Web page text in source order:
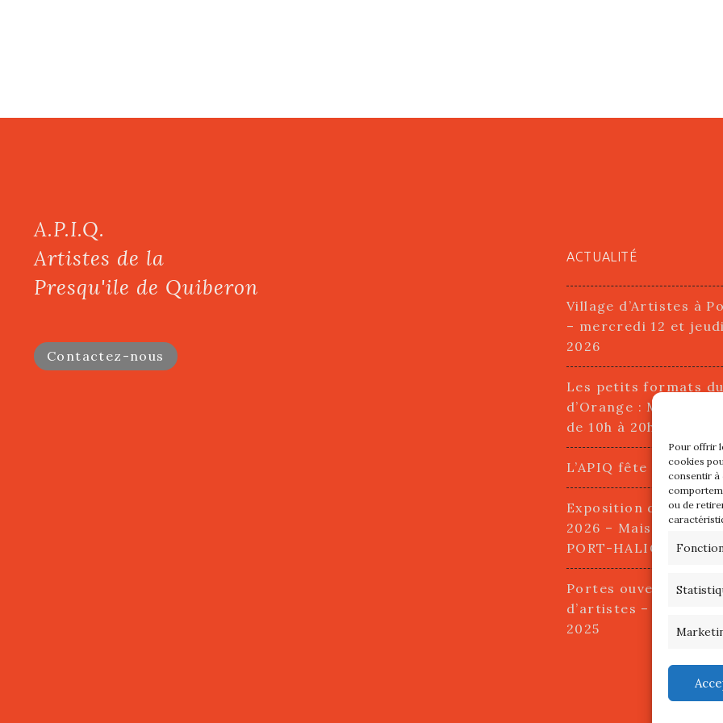
Pour offrir
cookies
consentir à
ou de
A.P.I.Q.
Artistes de la
Presqu'ile de Quiberon
Contactez-nous
ACTUALITÉ
Village d’Artistes à
– mercredi 12 et
2026
Les petits formats
d’Orange : Mercredi
de 10h à 20h
L’APIQ fête ses 10
Exposition du 20
2026 – Maison du
PORT-HALIGUEN –
Portes ouvertes des
d’artistes – 13 et 14
2025